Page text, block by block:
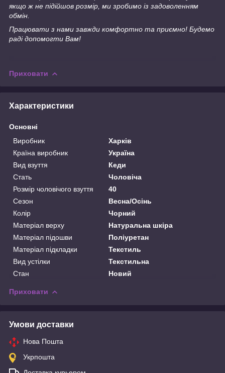
якщо ж не підійшов розмір, ми зробимо із задоволенням
обмін.
Працювати з нами завжди комфортно та приємно! Будемо
раді допомогти Вам!
Приховати
Характеристики
Основні
Виробник
Харків
Країна виробник
Україна
Вид взуття
Кеди
Стать
Чоловіча
Розмір чоловічого взуття
40
Сезон
Весна/Осінь
Колір
Чорний
Матеріал верху
Натуральна шкіра
Матеріал підошви
Поліуретан
Матеріал підкладки
Текстиль
Вид устілки
Текстильна
Стан
Новий
Приховати
Умови доставки
Нова Пошта
Укрпошта